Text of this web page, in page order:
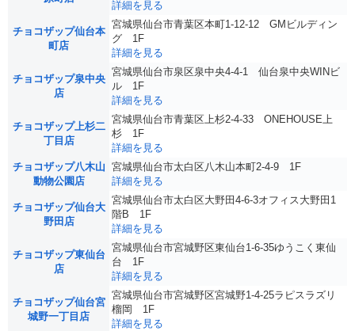
詳細を見る
チョコザップ仙台本
町店
宮城県仙台市青葉区本町1-12-12 GMビルディン
グ 1F
詳細を見る
チョコザップ泉中央
店
宮城県仙台市泉区泉中央4-4-1 仙台泉中央WINビ
ル 1F
詳細を見る
チョコザップ上杉二
丁目店
宮城県仙台市青葉区上杉2-4-33 ONEHOUSE上
杉 1F
詳細を見る
チョコザップ八木山
動物公園店
宮城県仙台市太白区八木山本町2-4-9 1F
詳細を見る
チョコザップ仙台大
野田店
宮城県仙台市太白区大野田4-6-3オフィス大野田1
階B 1F
詳細を見る
チョコザップ東仙台
店
宮城県仙台市宮城野区東仙台1-6-35ゆうこく東仙
台 1F
詳細を見る
チョコザップ仙台宮
城野一丁目店
宮城県仙台市宮城野区宮城野1-4-25ラピスラズリ
榴岡 1F
詳細を見る